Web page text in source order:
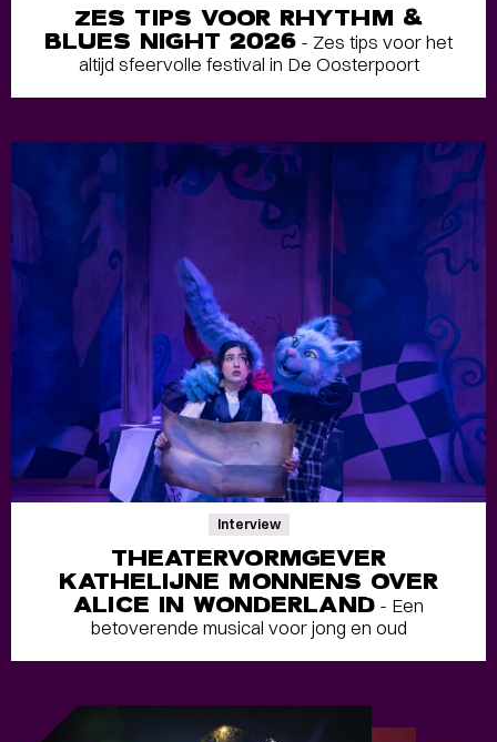
ZES TIPS VOOR RHYTHM &
BLUES NIGHT 2026 - Zes tips voor het
altijd sfeervolle festival in De Oosterpoort
Interview
THEATERVORMGEVER
KATHELIJNE MONNENS OVER
ALICE IN WONDERLAND- Een
betoverende musical voor jong en oud